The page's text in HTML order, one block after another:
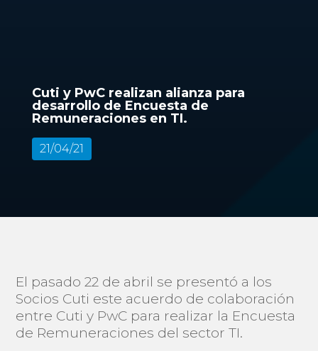
Cuti y PwC realizan alianza para
desarrollo de Encuesta de
Remuneraciones en TI.
21/04/21
El pasado 22 de abril se presentó a los
Socios Cuti este acuerdo de colaboración
entre Cuti y PwC para realizar la Encuesta
de Remuneraciones del sector TI.